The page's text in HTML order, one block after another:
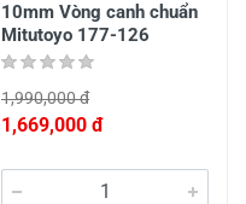
10mm Vòng canh chuẩn
Mitutoyo 177-126
1,990,000 đ
1,669,000 đ